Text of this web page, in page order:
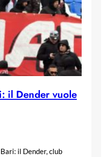
il Dender vuole
il Dender, club